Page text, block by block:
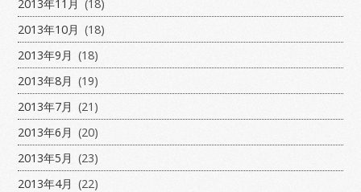
2013年11月 (18)
2013年10月 (18)
2013年9月 (18)
2013年8月 (19)
2013年7月 (21)
2013年6月 (20)
2013年5月 (23)
2013年4月 (22)